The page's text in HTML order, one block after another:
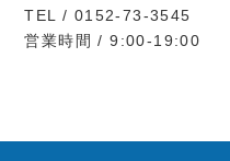
TEL / 0152-73-3545
営業時間 / 9:00-19:00